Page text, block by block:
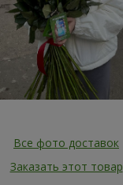
Все фото доставок
Заказать этот товар